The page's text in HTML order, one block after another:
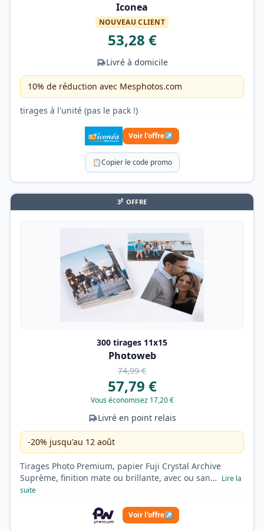
Iconea
NOUVEAU CLIENT
53,28 €
Livré à domicile
10% de réduction avec Mesphotos.com
tirages à l'unité (pas le pack !)
Voir l'offre↗
📋Copier le code promo
3E OFFRE
300 tirages 11x15
Photoweb
74,99 €
57,79 €
Vous économisez 17,20 €
Livré en point relais
-20% jusqu'au 12 août
Tirages Photo Premium, papier Fuji Crystal Archive
Suprème, finition mate ou brillante, avec ou san… Lire la
suite
Voir l'offre↗